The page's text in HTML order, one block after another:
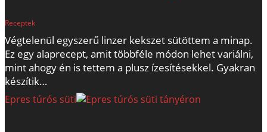
Receptek
Végtelenül egyszerű linzer kekszet sütöttem a minap.
Ez egy alaprecept, amit többféle módon lehet variálni,
mint ahogy én is tettem a plusz ízesítésekkel. Gyakran
készítik…
Epres túrós süti